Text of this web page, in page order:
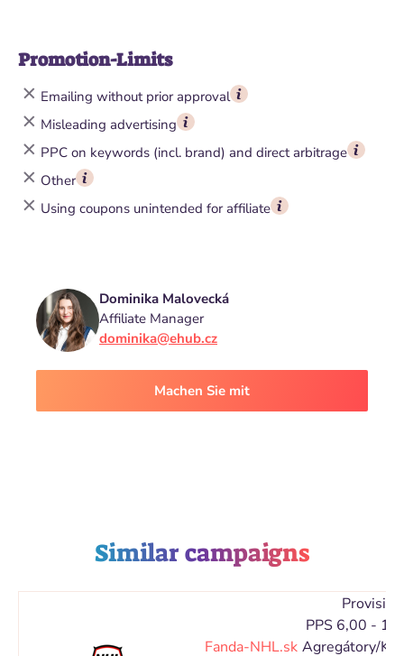
Promotion-Limits
Emailing without prior approval
Misleading advertising
PPC on keywords (incl. brand) and direct arbitrage
Other
Using coupons unintended for affiliate
Dominika Malovecká
Affiliate Manager
dominika@ehub.cz
Machen Sie mit
Similar campaigns
Fanda-NHL.sk
Provision
PPS 6,00 -
Agregátory/